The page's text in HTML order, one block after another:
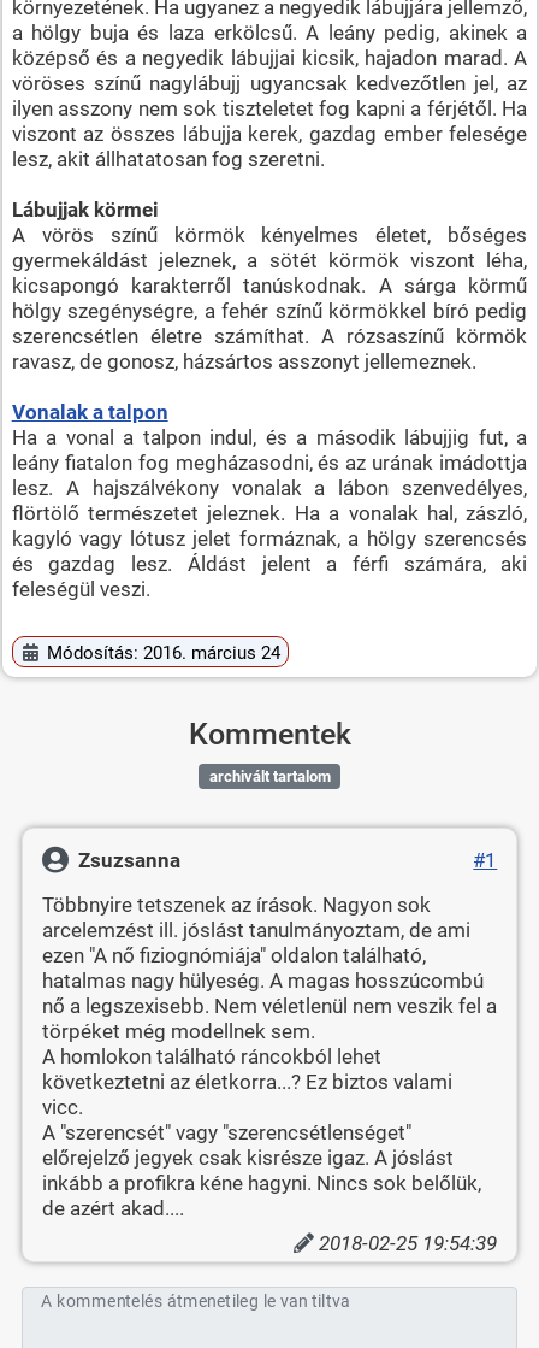
környezetének. Ha ugyanez a negyedik lábujjára jellemző,
a hölgy buja és laza erkölcsű. A leány pedig, akinek a
középső és a negyedik lábujjai kicsik, hajadon marad. A
vöröses színű nagylábujj ugyancsak kedvezőtlen jel, az
ilyen asszony nem sok tiszteletet fog kapni a férjétől. Ha
viszont az összes lábujja kerek, gazdag ember felesége
lesz, akit állhatatosan fog szeretni.
Lábujjak körmei
A vörös színű körmök kényelmes életet, bőséges
gyermekáldást jeleznek, a sötét körmök viszont léha,
kicsapongó karakterről tanúskodnak. A sárga körmű
hölgy szegénységre, a fehér színű körmökkel bíró pedig
szerencsétlen életre számíthat. A rózsaszínű körmök
ravasz, de gonosz, házsártos asszonyt jellemeznek.
Vonalak a talpon
Ha a vonal a talpon indul, és a második lábujjig fut, a
leány fiatalon fog megházasodni, és az urának imádottja
lesz. A hajszálvékony vonalak a lábon szenvedélyes,
flörtölő természetet jeleznek. Ha a vonalak hal, zászló,
kagyló vagy lótusz jelet formáznak, a hölgy szerencsés
és gazdag lesz. Áldást jelent a férfi számára, aki
feleségül veszi.
Módosítás: 2016. március 24
Kommentek
archivált tartalom
Zsuzsanna
#1
Többnyire tetszenek az írások. Nagyon sok
arcelemzést ill. jóslást tanulmányoztam, de ami
ezen "A nő fiziognómiája" oldalon található,
hatalmas nagy hülyeség. A magas hosszúcombú
nő a legszexisebb. Nem véletlenül nem veszik fel a
törpéket még modellnek sem.
A homlokon található ráncokból lehet
következtetni az életkorra...? Ez biztos valami
vicc.
A "szerencsét" vagy "szerencsétlenséget"
előrejelző jegyek csak kisrésze igaz. A jóslást
inkább a profikra kéne hagyni. Nincs sok belőlük,
de azért akad....
2018-02-25 19:54:39
A kommentelés átmenetileg le van tiltva